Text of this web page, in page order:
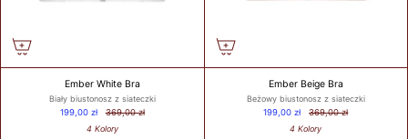
Ember White Bra
Biały biustonosz z siateczki
199,00 zł
369,00 zł
4 Kolory
Ember Beige Bra
Beżowy biustonosz z siateczki
199,00 zł
369,00 zł
4 Kolory